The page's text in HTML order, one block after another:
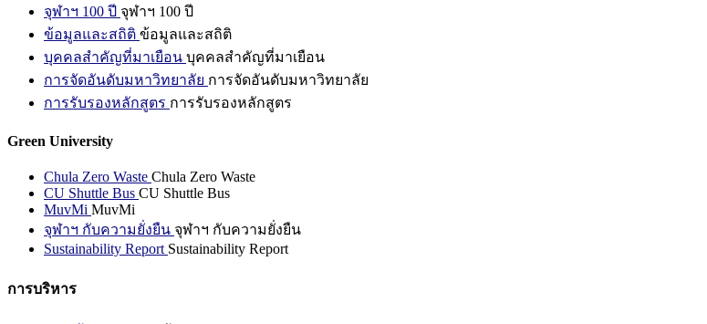
จุฬาฯ 100 ปี จุฬาฯ 100 ปี
ข้อมูลและสถิติ ข้อมูลและสถิติ
บุคคลสำคัญที่มาเยือน บุคคลสำคัญที่มาเยือน
การจัดอันดับมหาวิทยาลัย การจัดอันดับมหาวิทยาลัย
การรับรองหลักสูตร การรับรองหลักสูตร
Green University
Chula Zero Waste Chula Zero Waste
CU Shuttle Bus CU Shuttle Bus
MuvMi MuvMi
จุฬาฯ กับความยั่งยืน จุฬาฯ กับความยั่งยืน
Sustainability Report Sustainability Report
การบริหาร